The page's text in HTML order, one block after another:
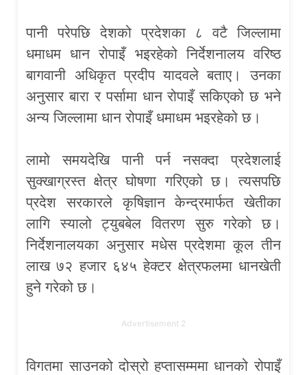
पानी परेपछि देशको प्रदेशका ८ वटै जिल्लामा
धमाधम धान रोपाइँ भइरहेको निर्देशनालय वरिष्ठ
बागवानी अधिकृत प्रदीप यादवले बताए। उनका
अनुसार बारा र पर्सामा धान रोपाइँ सकिएको छ भने
अन्य जिल्लामा धान रोपाइँ धमाधम भइरहेको छ।
लामो समयदेखि पानी पर्न नसक्दा प्रदेशलाई
सुक्खाग्रस्त क्षेत्र घोषणा गरिएको छ। त्यसपछि
प्रदेश सरकारले कृषिज्ञान केन्द्रमार्फत खेतीका
लागि स्यालो ट्युबबेल वितरण सुरु गरेको छ।
निर्देशनालयका अनुसार मधेस प्रदेशमा कूल तीन
लाख ७२ हजार ६४५ हेक्टर क्षेत्रफलमा धानखेती
हुने गरेको छ।
Advertisement 2
विगतमा साउनको दोस्रो हप्तासम्ममा धानको रोपाइँ